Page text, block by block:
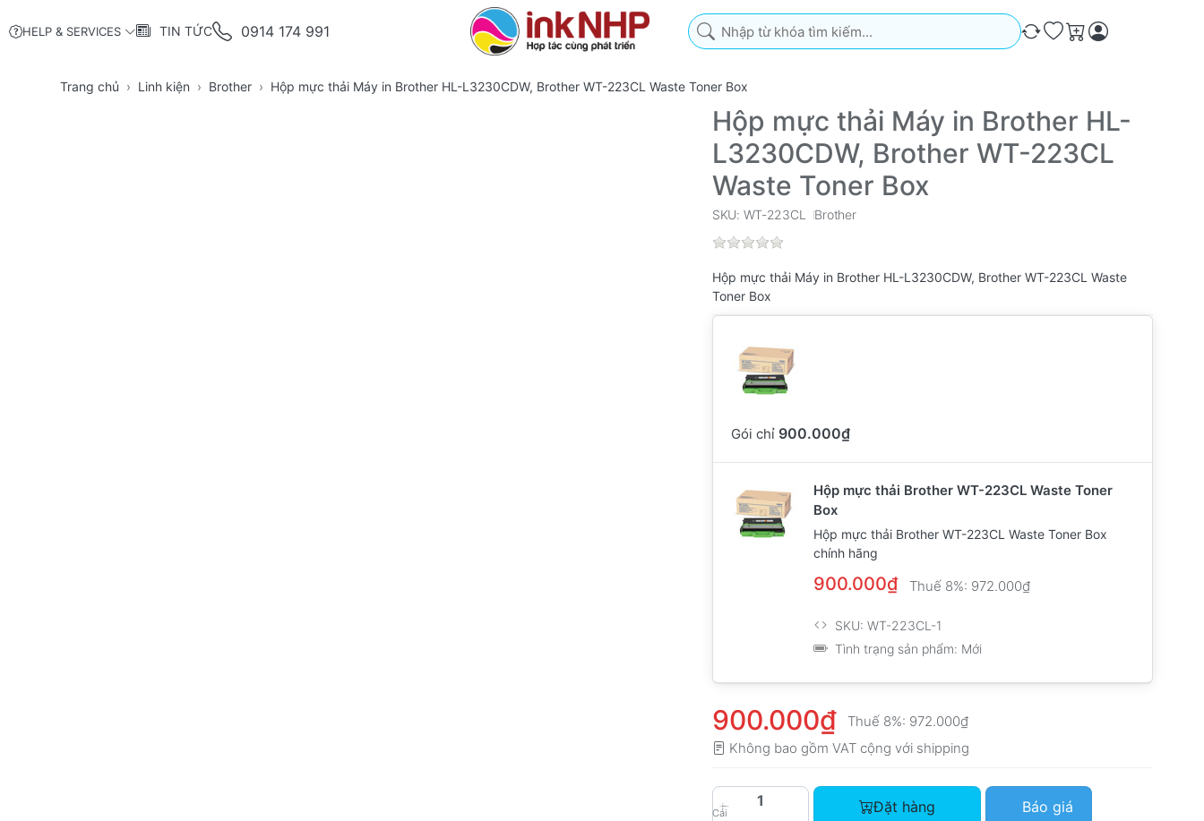
HELP & SERVICES TIN TỨC 0914 174 991
Nhập từ khóa tìm kiếm. Kết quả sẽ tự động xuất hiện khi bạn nhập. Nhấn phím
So sánh
Ưa thích
Giỏ hàng
Trang chủ Linh kiện Brother Hộp mực thải Máy in Brother HL-L3230CDW, Brother WT-223CL Waste Toner Box
Hộp mực thải Máy in Brother HL-
L3230CDW, Brother WT-223CL
Waste Toner Box
SKU: WT-223CL Brother
Hộp mực thải Máy in Brother HL-L3230CDW, Brother WT-223CL Waste
Toner Box
Bộ sản phẩm chứa
Gói chỉ 900.000₫
Hộp mực thải Brother WT-223CL Waste Toner
Box
Hộp mực thải Brother WT-223CL Waste Toner Box
chính hãng
900.000₫ Thuế 8%: 972.000₫
SKU: WT-223CL-1
Tình trạng sản phẩm: Mới
900.000₫ Thuế 8%: 972.000₫
Không bao gồm VAT cộng với shipping
Cái
Hộp mực thải Máy in Brother HL-L3230CDW, Brother WT-
Đặt hàng Báo giá